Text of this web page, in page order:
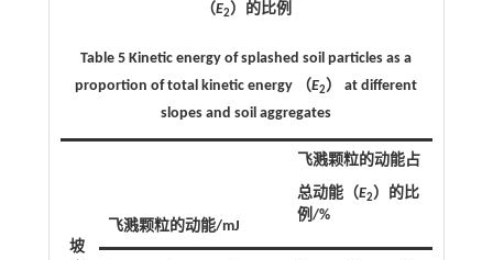
（E2）的比例
Table 5 Kinetic energy of splashed soil particles as a
proportion of total kinetic energy （E2） at different
slopes and soil aggregates
坡
飞溅颗粒的动能/mJ
飞溅颗粒的动能占
总动能（E2）的比
例/%